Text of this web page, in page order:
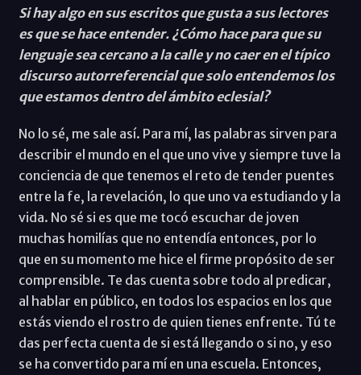
Si hay algo en sus escritos que gusta a sus lectores
es que se hace entender. ¿Cómo hace para que su
lenguaje sea cercano a la calle y no caer en el típico
discurso autorreferencial que solo entendemos los
que estamos dentro del ámbito eclesial?
No lo sé, me sale así. Para mí, las palabras sirven para
describir el mundo en el que uno vive y siempre tuve la
conciencia de que tenemos el reto de tender puentes
entre la fe, la revelación, lo que uno va estudiando y la
vida. No sé si es que me tocó escuchar de joven
muchas homilías que no entendía entonces, por lo
que en su momento me hice el firme propósito de ser
comprensible. Te das cuenta sobre todo al predicar,
al hablar en público, en todos los espacios en los que
estás viendo el rostro de quien tienes enfrente. Tú te
das perfecta cuenta de si está llegando o si no, y eso
se ha convertido para mí en una escuela. Entonces,